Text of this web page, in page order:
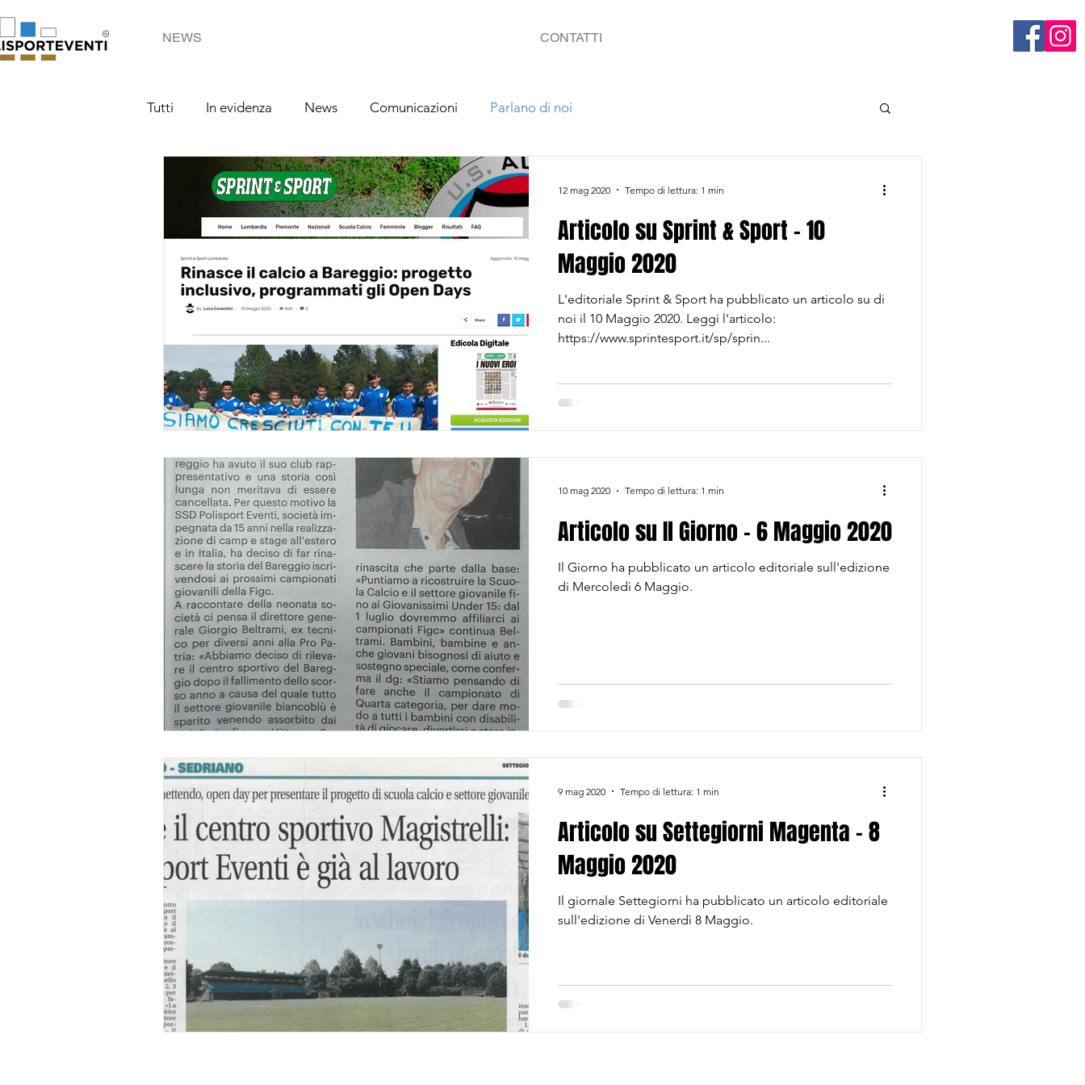
NEWS CONTATTI
Tutti In evidenza News Comunicazioni Parlano di noi
Articolo su Sprint & Sport - 10
Maggio 2020
L'editoriale Sprint & Sport ha pubblicato un articolo su di
noi il 10 Maggio 2020. Leggi l'articolo:
https://www.sprintesport.it/sp/sprin...
12 mag 2020 Tempo di lettura: 1 min
Articolo su Il Giorno - 6 Maggio 2020
Il Giorno ha pubblicato un articolo editoriale sull'edizione
di Mercoledì 6 Maggio.
10 mag 2020 Tempo di lettura: 1 min
Articolo su Settegiorni Magenta - 8
Maggio 2020
Il giornale Settegiorni ha pubblicato un articolo editoriale
sull'edizione di Venerdì 8 Maggio.
9 mag 2020 Tempo di lettura: 1 min